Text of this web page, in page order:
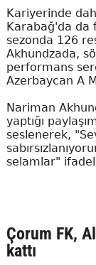
Kariyerinde
Karabağ'da da
sezonda 126
Akhundzada,
performans
Azerbaycan A
Nariman
yaptığı
seslenerek,
selamlar"
Çorum FK,
kattı